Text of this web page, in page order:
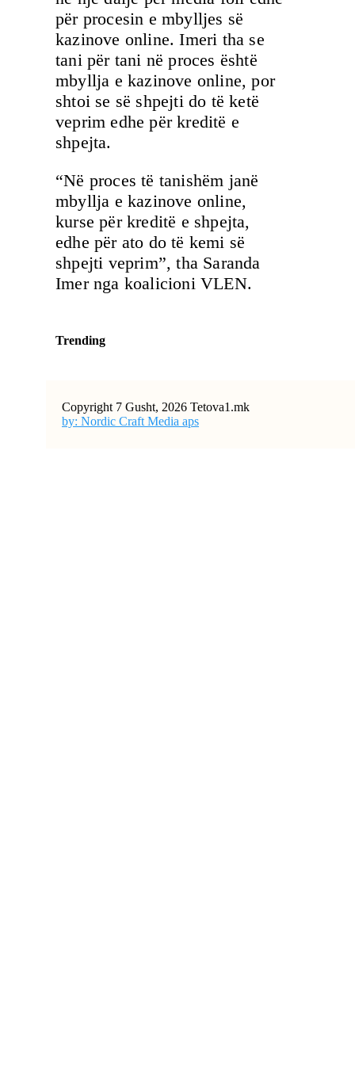
për procesin e mbylljes së
kazinove online. Imeri tha se
tani për tani në proces është
mbyllja e kazinove online, por
shtoi se së shpejti do të ketë
veprim edhe për kreditë e
shpejta.
“Në proces të tanishëm janë
mbyllja e kazinove online,
kurse për kreditë e shpejta,
edhe për ato do të kemi së
shpejti veprim”, tha Saranda
Imer nga koalicioni VLEN.
Trending
Copyright 7 Gusht, 2026 Tetova1.mk
by: Nordic Craft Media aps